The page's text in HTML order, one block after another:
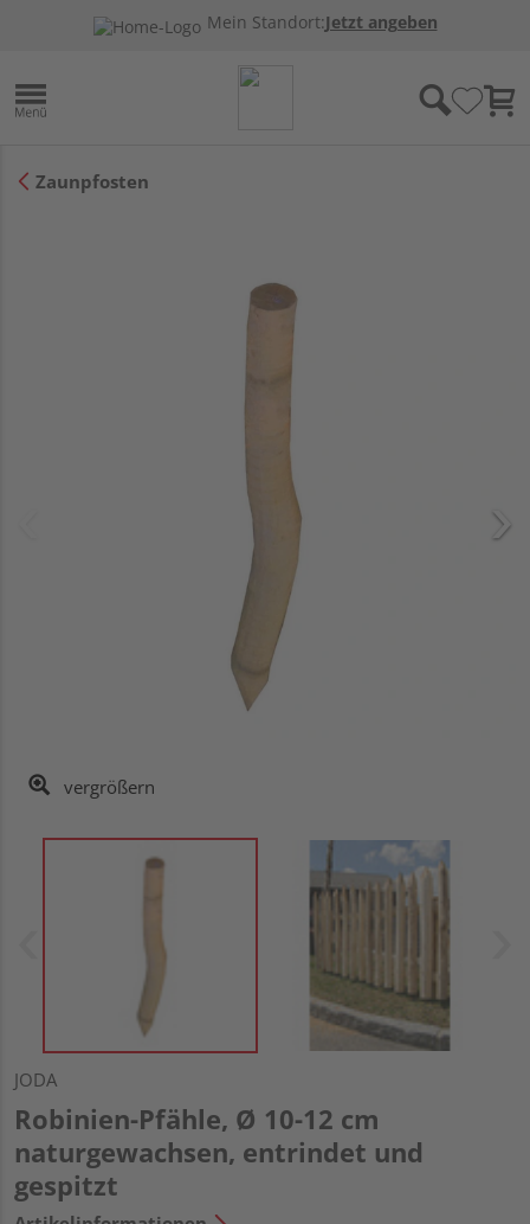
Mein Standort:Jetzt angeben
Zaunpfosten
vergrößern
JODA
Robinien-Pfähle, Ø 10-12 cm
naturgewachsen, entrindet und
gespitzt